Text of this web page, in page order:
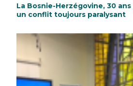
La Bosnie-Herzégovine, 30
un conflit toujours paralysant